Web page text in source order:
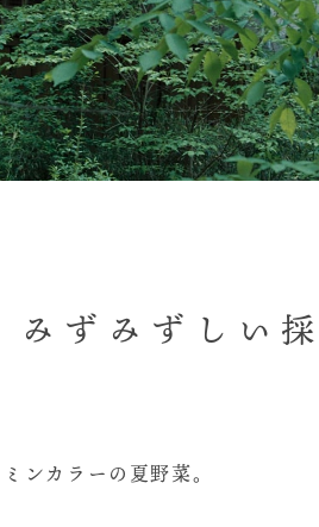
ずみずしい
ンカラーの夏野菜。